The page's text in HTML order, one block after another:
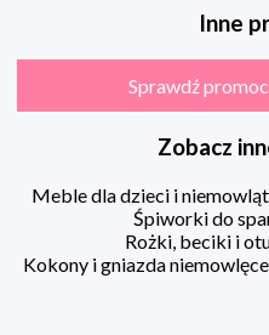
Inne
Sprawdź
Zobacz
Meble dla dzieci i niemowląt
Śpiworki do
Rożki, beciki i
Kokony i gniazda niemowlęce